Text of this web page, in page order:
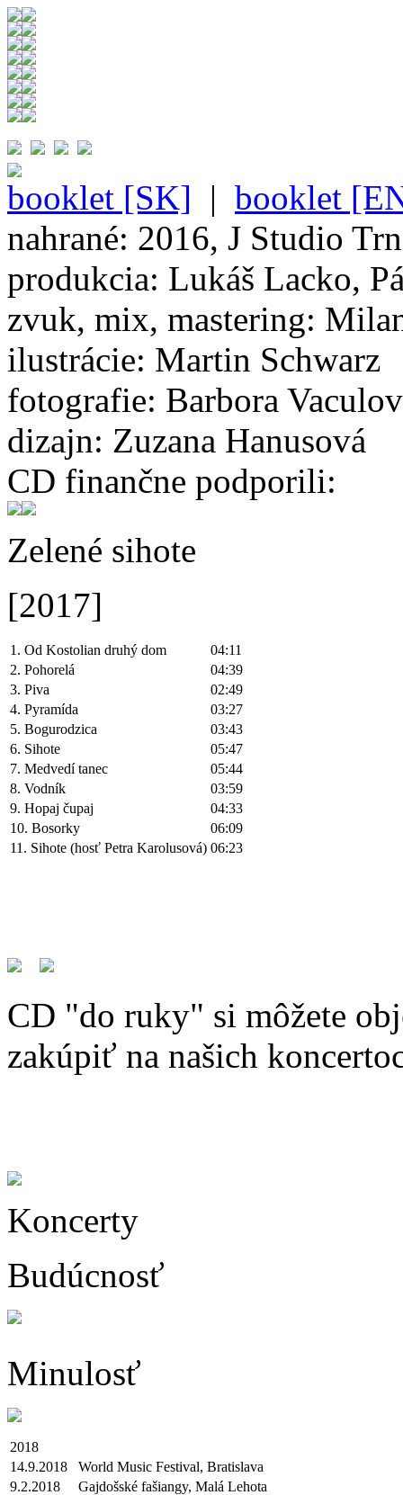
booklet [SK] | booklet
nahrané: 2016, J Studio
produkcia: Lukáš Lacko,
zvuk, mix, mastering:
ilustrácie: Martin Schwarz
fotografie: Barbora
dizajn: Zuzana Hanusová
CD finančne podporili:
Zelené sihote
[2017]
1. Od Kostolian druhý dom
04:11
2. Pohorelá
04:39
3. Piva
02:49
4. Pyramída
03:27
5. Bogurodzica
03:43
6. Sihote
05:47
7. Medvedí tanec
05:44
8. Vodník
03:59
9. Hopaj čupaj
04:33
10. Bosorky
06:09
11. Sihote (hosť Petra Karolusová) 06:23
CD "do ruky" si môžete
zakúpiť na našich
Koncerty
Budúcnosť
Minulosť
2018
14.9.2018
World Music Festival, Bratislava
9.2.2018
Gajdošské fašiangy, Malá Lehota